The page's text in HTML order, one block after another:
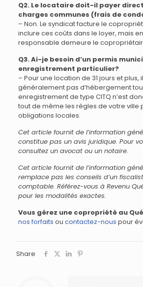
Q2. Le locataire doit-il payer
charges communes (frais de
– Non. Le syndicat facture le
inclure ces coûts dans le loyer, mais
responsable demeure le
Q3. Ai-je besoin d’un permis
enregistrement particulier?
– Pour une location de 31 jours et plus,
généralement pas d’hébergement
enregistrement de type CITQ n’est
tout de même les règles de votre ville
obligations locales.
Cet article fournit de l’information
constitue pas un avis juridique. Pour
consultez un avocat ou un notaire.
Cet article fournit de l’information
remplace pas les conseils d’un
comptable. Référez-vous à Revenu
pour les modalités exactes.
Vous gérez une copropriété au
nos forfaits ou contactez-nous pour
Share